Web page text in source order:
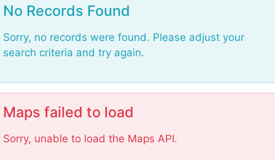
No Records Found
Sorry, no records were found. Please adjust your
search criteria and try again.
Maps failed to load
Sorry, unable to load the Maps API.